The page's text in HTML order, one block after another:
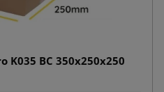
K035 BC 350x250x250